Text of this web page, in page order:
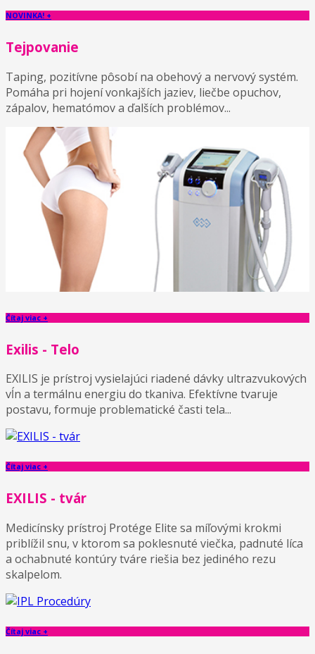
NOVINKA! +
Tejpovanie
Taping, pozitívne pôsobí na obehový a nervový systém.
Pomáha pri hojení vonkajších jaziev, liečbe opuchov,
zápalov, hematómov a ďalších problémov...
Čítaj viac +
Exilis - Telo
EXILIS je prístroj vysielajúci riadené dávky ultrazvukových
vĺn a termálnu energiu do tkaniva. Efektívne tvaruje
postavu, formuje problematické časti tela...
Čítaj viac +
EXILIS - tvár
Medicínsky prístroj Protége Elite sa míľovými krokmi
priblížil snu, v ktorom sa poklesnuté viečka, padnuté líca
a ochabnuté kontúry tváre riešia bez jediného rezu
skalpelom.
Čítaj viac +